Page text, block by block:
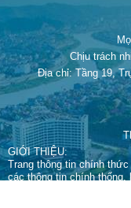
Chịu trách
Địa chỉ: Tầng 19,
GIỚI THIỆU:
Trang thông tin chính
các thông tin chính